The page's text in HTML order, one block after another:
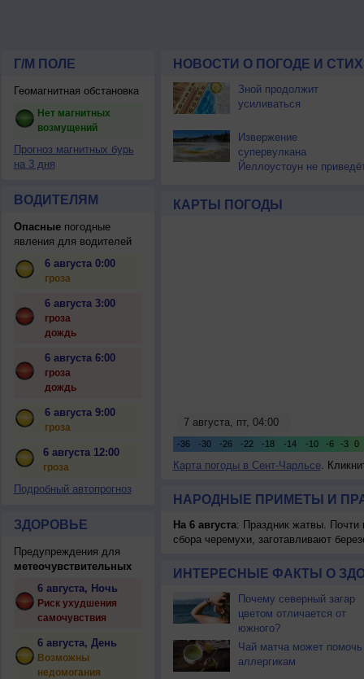
Г/М ПОЛЕ
Геомагнитная обстановка
Нет магнитных
возмущений
Прогноз магнитных бурь
на 3 дня
ВОДИТЕЛЯМ
Опасныепогодные
явления для водителей
6 августа 0:00
гроза
6 августа 3:00
гроза
дождь
6 августа 6:00
гроза
дождь
6 августа 9:00
гроза
6 августа 12:00
гроза
Подробный автопрогноз
ЗДОРОВЬЕ
Предупреждения для
метеочувствительных
6 августа, Ночь
Риск ухудшения
самочувствия
6 августа, День
Возможны
недомогания
НОВОСТИ О ПОГОДЕ И
Зной продолжит
усиливаться
Извержение
супервулкана
Йеллоустоун не
КАРТЫ ПОГОДЫ
Карта погоды в Сент-Чарльсе.
НАРОДНЫЕ ПРИМЕТЫ И
На 6 августа: Праздник жатвы. Почти
сбора черемухи, заготавливают
ИНТЕРЕСНЫЕ ФАКТЫ О
Почему северный загар
цветом отличается от
южного?
Чай матча может помочь
аллергикам